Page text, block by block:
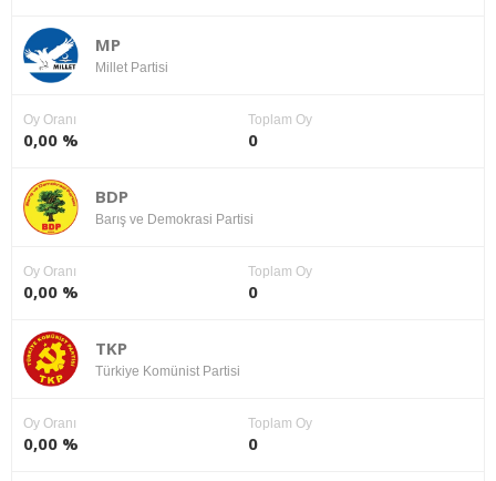
MP
Millet Partisi
Oy Oranı
0,00 %
Toplam Oy
0
BDP
Barış ve Demokrasi Partisi
Oy Oranı
0,00 %
Toplam Oy
0
TKP
Türkiye Komünist Partisi
Oy Oranı
0,00 %
Toplam Oy
0